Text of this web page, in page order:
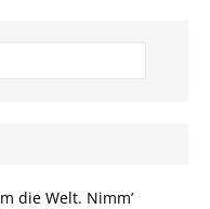
die Welt. Nimm’